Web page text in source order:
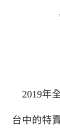
2019年
台中的特